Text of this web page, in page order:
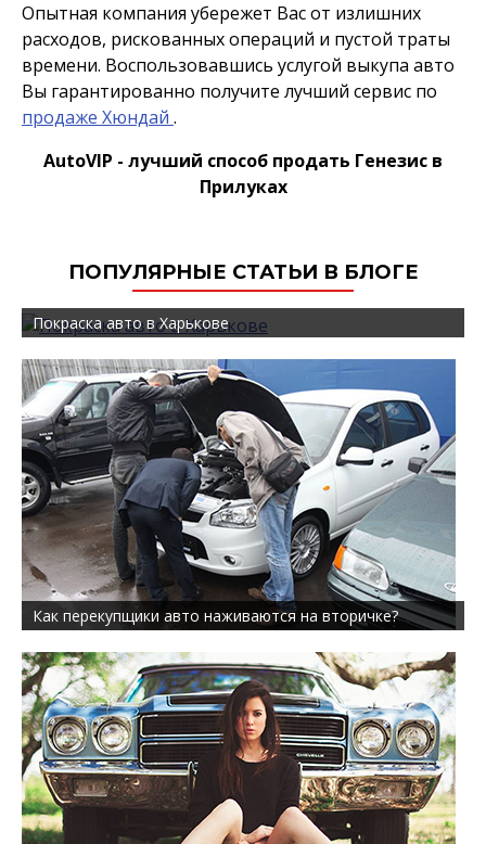
Опытная компания убережет Вас от излишних
расходов, рискованных операций и пустой траты
времени. Воспользовавшись услугой выкупа авто
Вы гарантированно получите лучший сервис по
продаже Хюндай .
AutoVIP - лучший способ продать Генезис в
Прилуках
ПОПУЛЯРНЫЕ СТАТЬИ В БЛОГЕ
Покраска авто в Харькове
Как перекупщики авто наживаются на вторичке?